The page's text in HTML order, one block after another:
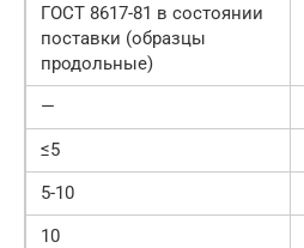
ГОСТ 8617-81 в состоянии
поставки (образцы
продольные)
—
≤5
5-10
10